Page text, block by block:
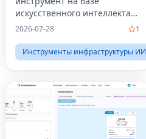
искусственного интеллекта
для удаления текста из
знаки и логотипы.
2026-07-28 1
Инструменты инфраструктуры ИИ